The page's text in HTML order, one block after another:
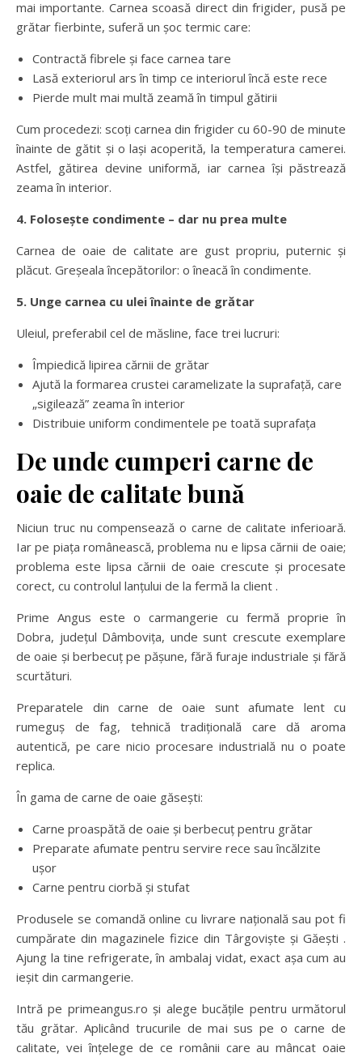
mai importante. Carnea scoasă direct din frigider, pusă pe
grătar fierbinte, suferă un șoc termic care:
Contractă fibrele și face carnea tare
Lasă exteriorul ars în timp ce interiorul încă este rece
Pierde mult mai multă zeamă în timpul gătirii
Cum procedezi: scoți carnea din frigider cu 60-90 de minute
înainte de gătit și o lași acoperită, la temperatura camerei.
Astfel, gătirea devine uniformă, iar carnea își păstrează
zeama în interior.
4. Folosește condimente – dar nu prea multe
Carnea de oaie de calitate are gust propriu, puternic și
plăcut. Greșeala începătorilor: o îneacă în condimente.
5. Unge carnea cu ulei înainte de grătar
Uleiul, preferabil cel de măsline, face trei lucruri:
Împiedică lipirea cărnii de grătar
Ajută la formarea crustei caramelizate la suprafață, care
„sigilează” zeama în interior
Distribuie uniform condimentele pe toată suprafața
De unde cumperi carne de
oaie de calitate bună
Niciun truc nu compensează o carne de calitate inferioară.
Iar pe piața românească, problema nu e lipsa cărnii de oaie;
problema este lipsa cărnii de oaie crescute și procesate
corect, cu controlul lanțului de la fermă la client .
Prime Angus este o carmangerie cu fermă proprie în
Dobra, județul Dâmbovița, unde sunt crescute exemplare
de oaie și berbecuț pe pășune, fără furaje industriale și fără
scurtături.
Preparatele din carne de oaie sunt afumate lent cu
rumeguș de fag, tehnică tradițională care dă aroma
autentică, pe care nicio procesare industrială nu o poate
replica.
În gama de carne de oaie găsești:
Carne proaspătă de oaie și berbecuț pentru grătar
Preparate afumate pentru servire rece sau încălzite
ușor
Carne pentru ciorbă și stufat
Produsele se comandă online cu livrare națională sau pot fi
cumpărate din magazinele fizice din Târgoviște și Găești .
Ajung la tine refrigerate, în ambalaj vidat, exact așa cum au
ieșit din carmangerie.
Intră pe primeangus.ro și alege bucățile pentru următorul
tău grătar. Aplicând trucurile de mai sus pe o carne de
calitate, vei înțelege de ce românii care au mâncat oaie